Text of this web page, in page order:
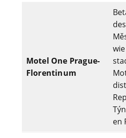
Motel One Prague-
Florentinum
en